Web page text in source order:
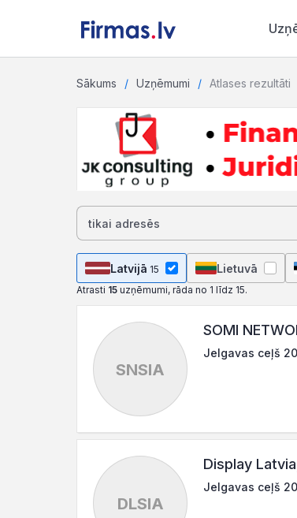
Sākums Uzņēmumi Atlases rezultāti
Latvijā 15 Lietuvā
Atrasti 15 uzņēmumi, rāda no 1 līdz 15.
SNSIA
SOMI
Jelgavas ceļš
DLSIA
Display
Jelgavas ceļš